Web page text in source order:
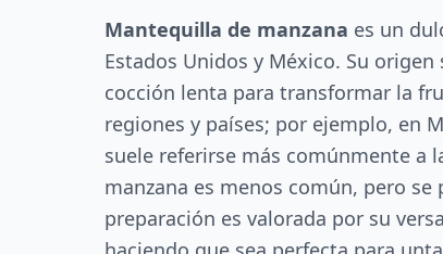
Mantequilla de manzana es un
Estados Unidos y México. Su
cocción lenta para transformar la
regiones y países; por ejemplo, en
suele referirse más comúnmente a
manzana es menos común, pero
preparación es valorada por su